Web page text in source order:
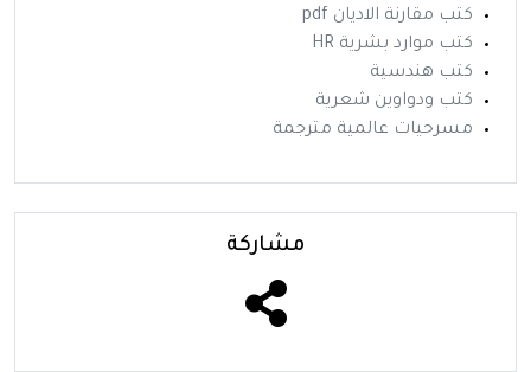
كتب مقارنة الاديان pdf
كتب موارد بشرية HR
كتب هندسية
كتب ودواوين شعرية
مسرحيات عالمية مترجمة
مشاركة